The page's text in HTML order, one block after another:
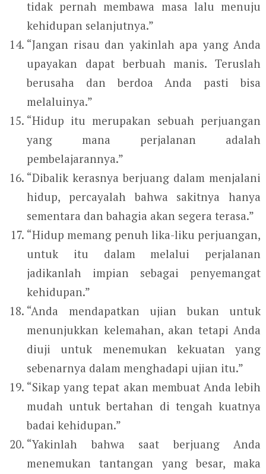
tidak pernah membawa masa lalu menuju
kehidupan selanjutnya.”
“Jangan risau dan yakinlah apa yang Anda
upayakan dapat berbuah manis. Teruslah
berusaha dan berdoa Anda pasti bisa
melaluinya.”
“Hidup itu merupakan sebuah perjuangan
yang mana perjalanan adalah
pembelajarannya.”
“Dibalik kerasnya berjuang dalam menjalani
hidup, percayalah bahwa sakitnya hanya
sementara dan bahagia akan segera terasa.”
“Hidup memang penuh lika-liku perjuangan,
untuk itu dalam melalui perjalanan
jadikanlah impian sebagai penyemangat
kehidupan.”
“Anda mendapatkan ujian bukan untuk
menunjukkan kelemahan, akan tetapi Anda
diuji untuk menemukan kekuatan yang
sebenarnya dalam menghadapi ujian itu.”
“Sikap yang tepat akan membuat Anda lebih
mudah untuk bertahan di tengah kuatnya
badai kehidupan.”
“Yakinlah bahwa saat berjuang Anda
menemukan tantangan yang besar, maka